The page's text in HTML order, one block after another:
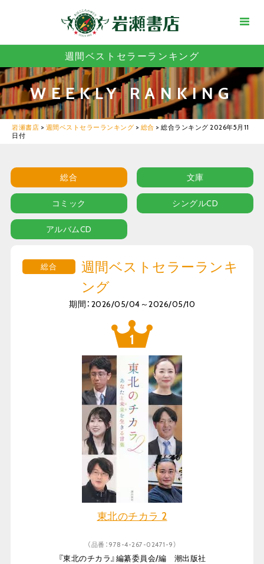
週間ベストセラーランキング
WEEKLY RANKING
岩瀬書店 > 週間ベストセラーランキング > 総合 > 総合ランキング 2026年5月11
日付
総合 文庫
コミック シングルCD
アルバムCD
総合
週間ベストセラーランキ
ング
期間：2026/05/04～2026/05/10
東北のチカラ 2
（品番：978-4-267-02471-9）
『東北のチカラ』編纂委員会/編 潮出版社